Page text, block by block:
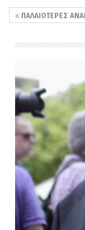
ΠΑΛΑΙΌΤΕΡΕΣ